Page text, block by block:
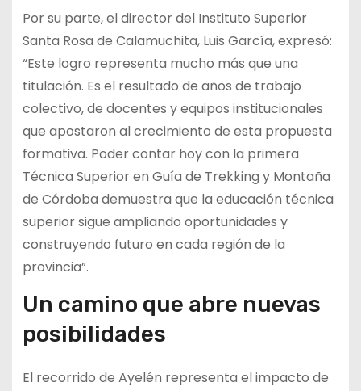
Por su parte, el director del Instituto Superior
Santa Rosa de Calamuchita, Luis García, expresó:
“Este logro representa mucho más que una
titulación. Es el resultado de años de trabajo
colectivo, de docentes y equipos institucionales
que apostaron al crecimiento de esta propuesta
formativa. Poder contar hoy con la primera
Técnica Superior en Guía de Trekking y Montaña
de Córdoba demuestra que la educación técnica
superior sigue ampliando oportunidades y
construyendo futuro en cada región de la
provincia”.
Un camino que abre nuevas
posibilidades
El recorrido de Ayelén representa el impacto de